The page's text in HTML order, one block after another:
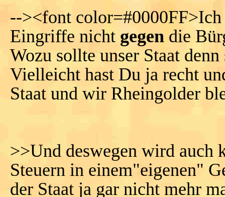
--><font color=#0000FF>Ich
Eingriffe nicht gegen die
Wozu sollte unser Staat
Vielleicht hast Du ja recht
Staat und wir Rheingolder
>>Und deswegen wird auch
Steuern in einem"eigenen"
der Staat ja gar nicht mehr